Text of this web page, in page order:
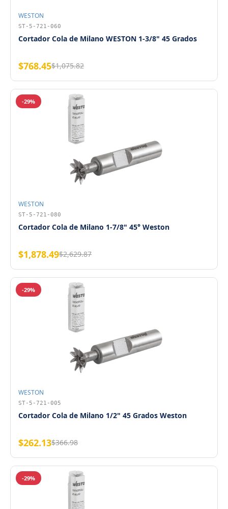
WESTON
ST-5-721-060
Cortador Cola de Milano WESTON 1-3/8" 45 Grados
$768.45$1,075.82
-29%
WESTON
ST-5-721-080
Cortador Cola de Milano 1-7/8" 45° Weston
$1,878.49$2,629.87
-29%
WESTON
ST-5-721-005
Cortador Cola de Milano 1/2" 45 Grados Weston
$262.13$366.98
-29%